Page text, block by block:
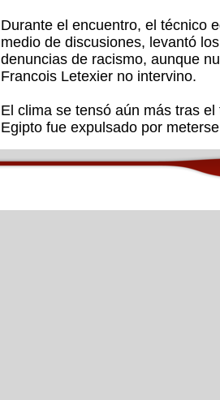
Durante el encuentro, el técnico
medio de discusiones, levantó
denuncias de racismo, aunque
Francois Letexier no intervino.
El clima se tensó aún más tras
Egipto fue expulsado por